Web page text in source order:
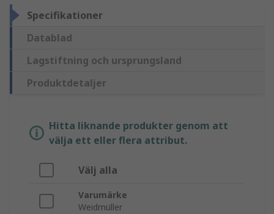
Specifikationer
Datablad
Lagstiftning och ursprungsland
Produktdetaljer
Hitta liknande produkter genom att
välja ett eller flera attribut.
Välj alla
Varumärke
Weidmüller